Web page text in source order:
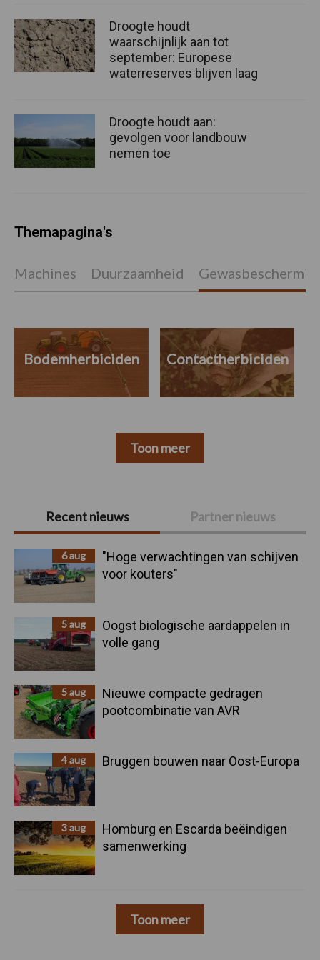
Primaire
Sidebar
Recent nieuws Partner nieuws
6 aug
"Hoge verwachtingen van schijven
voor kouters"
5 aug
Oogst biologische aardappelen in
volle gang
5 aug
Nieuwe compacte gedragen
pootcombinatie van AVR
4 aug Bruggen bouwen naar Oost-Europa
3 aug
Homburg en Escarda beëindigen
samenwerking
Toon meer
Droogte houdt
waarschijnlijk aan tot
september: Europese
waterreserves blijven laag
Droogte houdt aan:
gevolgen voor landbouw
nemen toe
Themapagina's
Machines Duurzaamheid
Bodemherbiciden Contactherbiciden
Toon meer